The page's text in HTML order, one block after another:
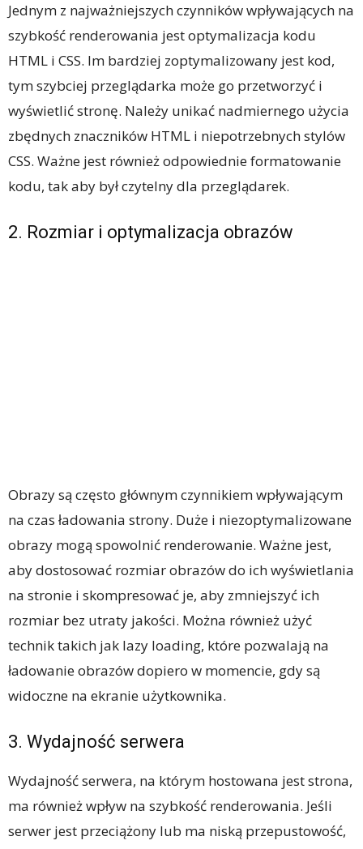
Jednym z najważniejszych czynników wpływających na
szybkość renderowania jest optymalizacja kodu
HTML i CSS. Im bardziej zoptymalizowany jest kod,
tym szybciej przeglądarka może go przetworzyć i
wyświetlić stronę. Należy unikać nadmiernego użycia
zbędnych znaczników HTML i niepotrzebnych stylów
CSS. Ważne jest również odpowiednie formatowanie
kodu, tak aby był czytelny dla przeglądarek.
2. Rozmiar i optymalizacja obrazów
Obrazy są często głównym czynnikiem wpływającym
na czas ładowania strony. Duże i niezoptymalizowane
obrazy mogą spowolnić renderowanie. Ważne jest,
aby dostosować rozmiar obrazów do ich wyświetlania
na stronie i skompresować je, aby zmniejszyć ich
rozmiar bez utraty jakości. Można również użyć
technik takich jak lazy loading, które pozwalają na
ładowanie obrazów dopiero w momencie, gdy są
widoczne na ekranie użytkownika.
3. Wydajność serwera
Wydajność serwera, na którym hostowana jest strona,
ma również wpływ na szybkość renderowania. Jeśli
serwer jest przeciążony lub ma niską przepustowość,